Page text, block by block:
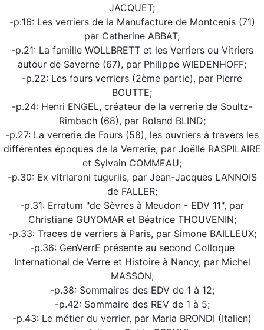
JACQUET;
-p:16: Les verriers de la Manufacture de Montcenis (71)
par Catherine ABBAT;
-p.21: La famille WOLLBRETT et les Verriers ou Vitriers
autour de Saverne (67), par Philippe WIEDENHOFF;
-p.22: Les fours verriers (2ème partie), par Pierre
BOUTTE;
-p.24: Henri ENGEL, créateur de la verrerie de Soultz-
Rimbach (68), par Roland BLIND;
-p.27: La verrerie de Fours (58), les ouvriers à travers les
différentes époques de la Verrerie, par Joëlle RASPILAIRE
et Sylvain COMMEAU;
-p.30: Ex vitriaroni tuguriis, par Jean-Jacques LANNOIS
de FALLER;
-p.31: Erratum "de Sèvres à Meudon - EDV 11", par
Christiane GUYOMAR et Béatrice THOUVENIN;
-p.33: Traces de verriers à Paris, par Simone BAILLEUX;
-p.36: GenVerrE présente au second Colloque
International de Verre et Histoire à Nancy, par Michel
MASSON;
-p.38: Sommaires des EDV de 1 à 12;
-p.42: Sommaire des REV de 1 à 5;
-p.43: Le métier du verrier, par Maria BRONDI (Italien)